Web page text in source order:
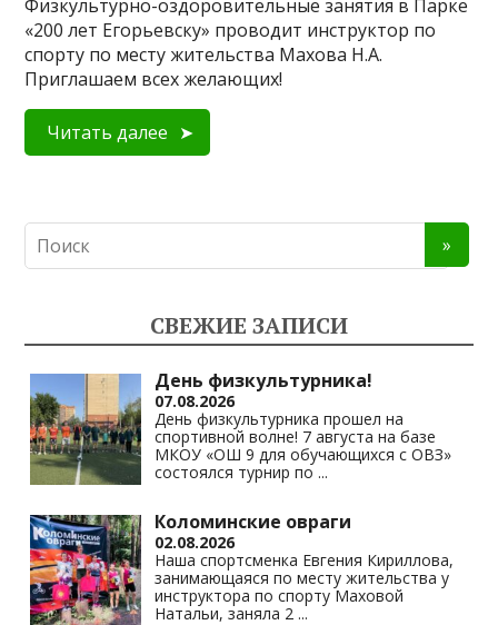
Физкультурно-оздоровительные занятия в Парке
«200 лет Егорьевску» проводит инструктор по
спорту по месту жительства Махова Н.А.
Приглашаем всех желающих!
Читать далее
СВЕЖИЕ ЗАПИСИ
День физкультурника!
07.08.2026
День физкультурника прошел на
спортивной волне! 7 августа на базе
МКОУ «ОШ 9 для обучающихся с ОВЗ»
состоялся турнир по ...
Коломинские овраги
02.08.2026
Наша спортсменка Евгения Кириллова,
занимающаяся по месту жительства у
инструктора по спорту Маховой
Натальи, заняла 2 ...